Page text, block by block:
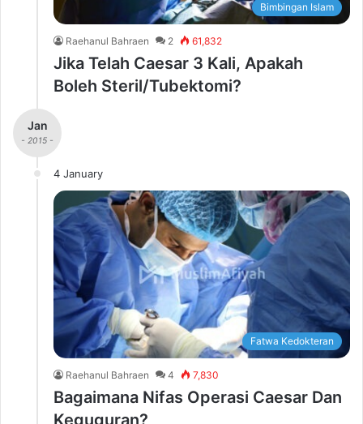
Bimbingan Islam
Raehanul Bahraen 2 61,832
Jika Telah Caesar 3 Kali, Apakah
Boleh Steril/Tubektomi?
Jan
- 2015 -
4 January
Fatwa Kedokteran
Raehanul Bahraen 4 7,830
Bagaimana Nifas Operasi Caesar Dan
Keguguran?